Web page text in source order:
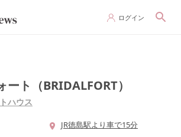
ログイン
ート（BRIDALFORT）
ハウス
JR徳島駅より車で15分